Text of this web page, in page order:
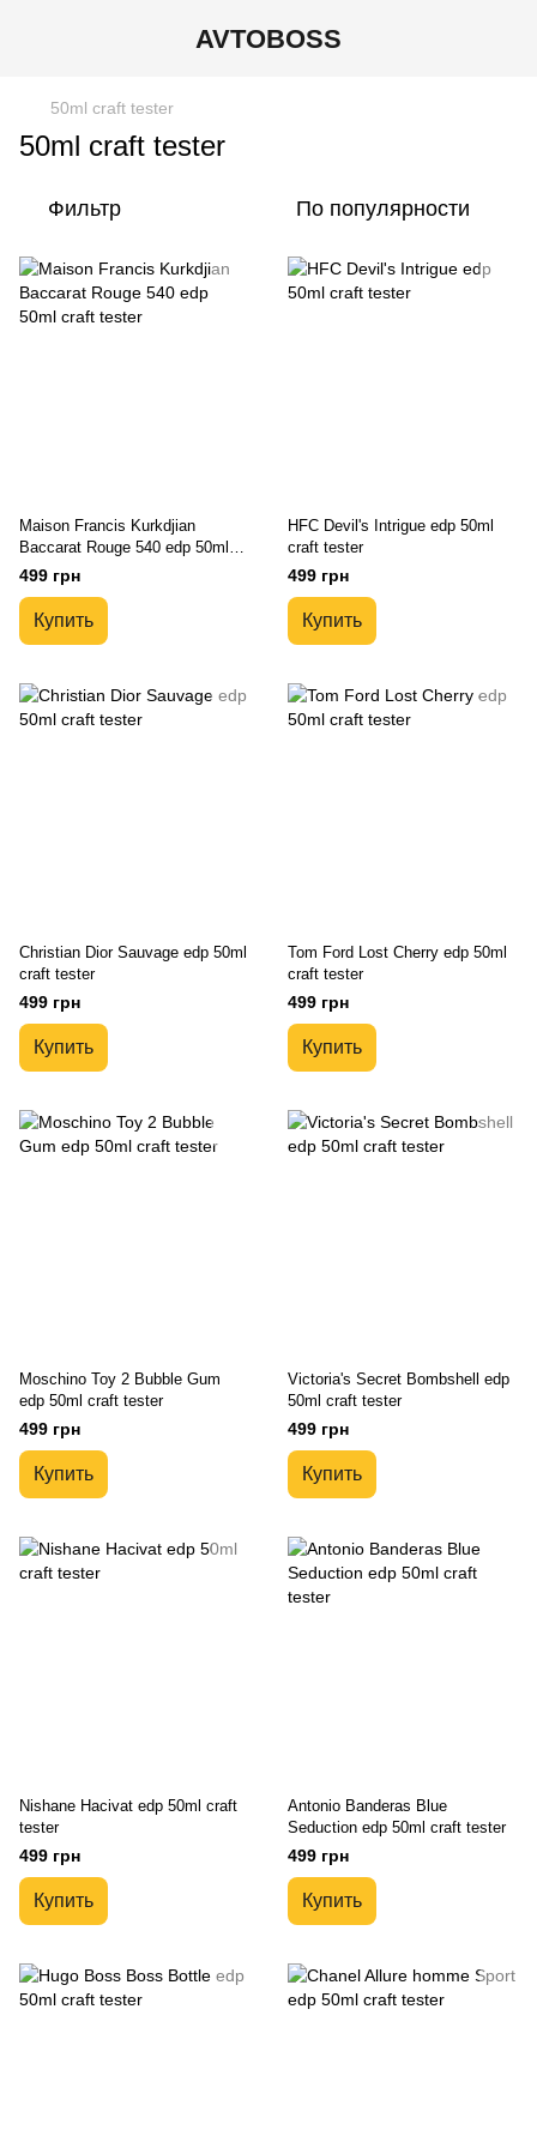
AVTOBOSS
50ml craft tester
50ml craft tester
Фильтр По популярности
Maison Francis Kurkdjian
Baccarat Rouge 540 edp 50ml
craft tester
499 грн
Купить
HFC Devil's Intrigue edp 50ml
craft tester
499 грн
Купить
Christian Dior Sauvage edp 50ml
craft tester
499 грн
Купить
Tom Ford Lost Cherry edp 50ml
craft tester
499 грн
Купить
Moschino Toy 2 Bubble Gum
edp 50ml craft tester
499 грн
Купить
Victoria's Secret Bombshell edp
50ml craft tester
499 грн
Купить
Nishane Hacivat edp 50ml craft
tester
499 грн
Купить
Antonio Banderas Blue
Seduction edp 50ml craft tester
499 грн
Купить